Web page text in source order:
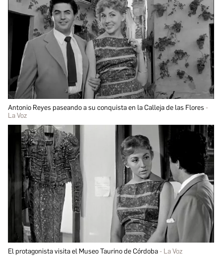
Antonio Reyes paseando a su conquista en la Calleja de las Flores
La Voz
El protagonista visita el Museo Taurino de Córdoba La Voz